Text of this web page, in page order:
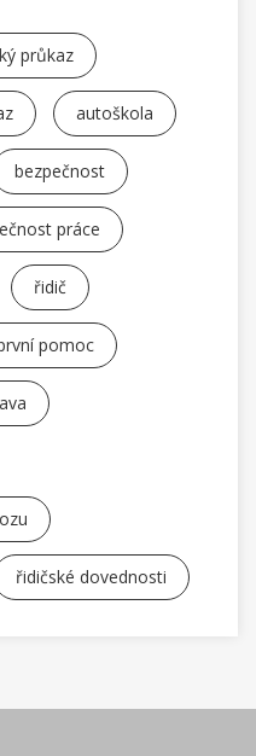
průkaz
autoškola
bezpečnost
práce
řidič
pomoc
řidičské dovednosti